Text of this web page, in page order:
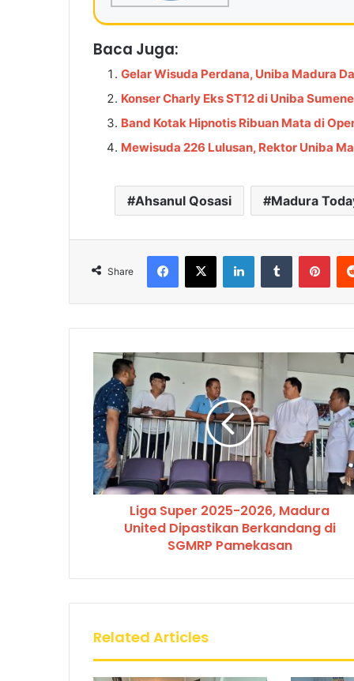
Baca Juga:
Gelar Wisuda Perdana, Uniba Madura
Konser Charly Eks ST12 di Uniba
Band Kotak Hipnotis Ribuan Mata di
Mewisuda 226 Lulusan, Rektor Uniba
Ahsanul Qosasi Madura
Share
Liga Super 2025-2026, Madura
United Dipastikan Berkandang di
SGMRP Pamekasan
Related Articles